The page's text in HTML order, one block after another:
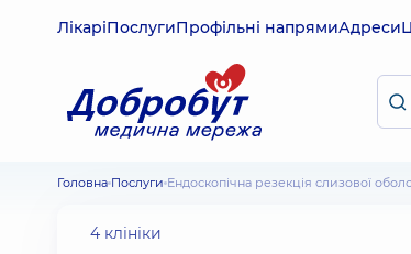
ЛікаріПослугиПрофільні напрямиАдреси
Головна Послуги Ендоскопічна резекція слизової
4 клініки